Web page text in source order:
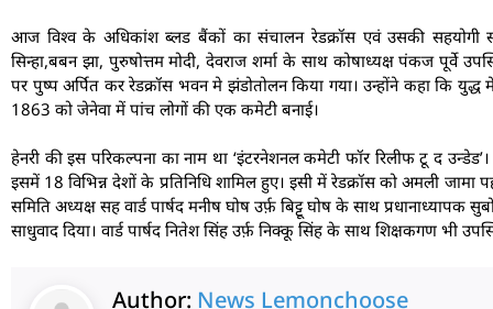
आज विश्व के अधिकांश ब्लड बैंकों का संचालन रेडक्रॉस एवं उसकी सहयोगी
सिन्हा,बबन झा, पुरुषोत्तम मोदी, देवराज शर्मा के साथ कोषाध्यक्ष पंकज पूर्वे
पर पुष्प अर्पित कर रेडक्रॉस भवन मे झंडोतोलन किया गया। उन्होंने कहा कि
1863 को जेनेवा में पांच लोगों की एक कमेटी बनाई।
हेनरी की इस परिकल्पना का नाम था ‘इंटरनेशनल कमेटी फॉर रिलीफ टू द
इसमें 18 विभिन्न देशों के प्रतिनिधि शामिल हुए। इसी में रेडक्रॉस को अमली
समिति अध्यक्ष सह वार्ड पार्षद मनीष घोष उर्फ़ बिट्टू घोष के साथ प्रधानाध्यापक
साधुवाद दिया। वार्ड पार्षद नितेश सिंह उर्फ़ निक्कू सिंह के साथ शिक्षकगण भी
Author: News Lemonchoose